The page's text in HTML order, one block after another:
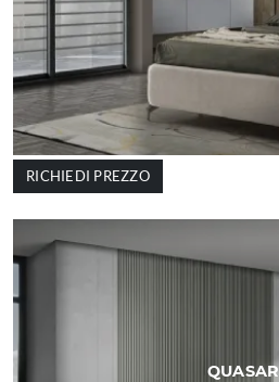
RICHIEDI PREZZO
QUASAR